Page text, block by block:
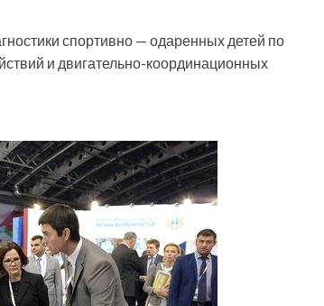
спортивно — одаренных детей по
и двигательно-координационных